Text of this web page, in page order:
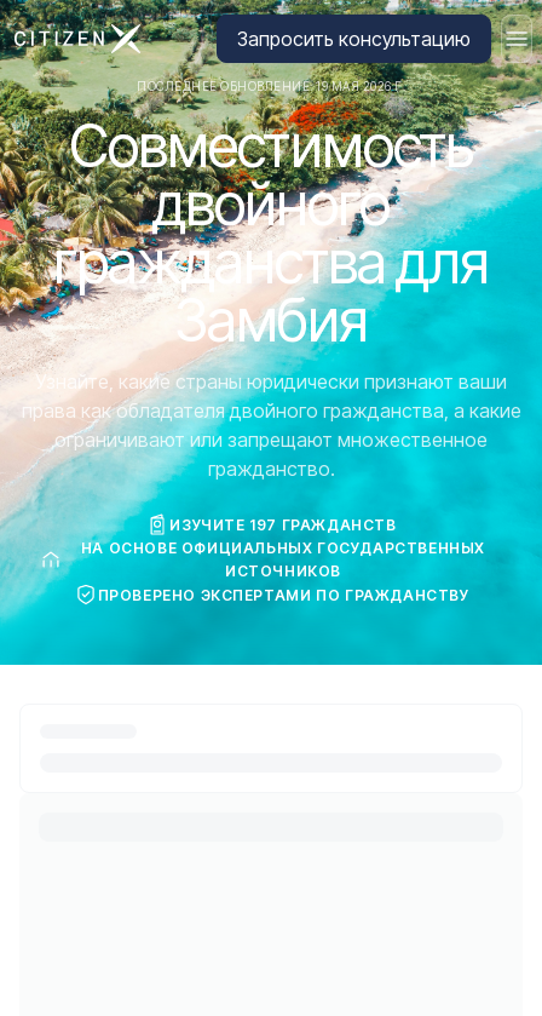
Перейти на главную страницу CitizenX
Запросить консультацию
ПОСЛЕДНЕЕ ОБНОВЛЕНИЕ: 19 МАЯ 2026 Г.
Совместимость
двойного
гражданства для
Замбия
Узнайте, какие страны юридически признают ваши
права как обладателя двойного гражданства, а какие
ограничивают или запрещают множественное
гражданство.
ИЗУЧИТЕ 197 ГРАЖДАНСТВ
НА ОСНОВЕ ОФИЦИАЛЬНЫХ ГОСУДАРСТВЕННЫХ
ИСТОЧНИКОВ
ПРОВЕРЕНО ЭКСПЕРТАМИ ПО ГРАЖДАНСТВУ